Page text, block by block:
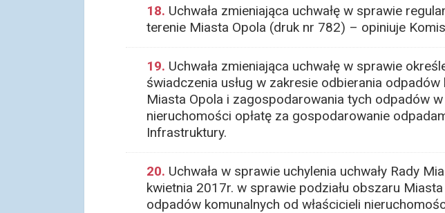
18. Uchwała zmieniająca uchwałę w sprawie
terenie Miasta Opola (druk nr 782) – opiniuje
19. Uchwała zmieniająca uchwałę w sprawie
świadczenia usług w zakresie odbierania
Miasta Opola i zagospodarowania tych odpadów
nieruchomości opłatę za gospodarowanie
Infrastruktury.
20. Uchwała w sprawie uchylenia uchwały Rady
kwietnia 2017r. w sprawie podziału obszaru
odpadów komunalnych od właścicieli